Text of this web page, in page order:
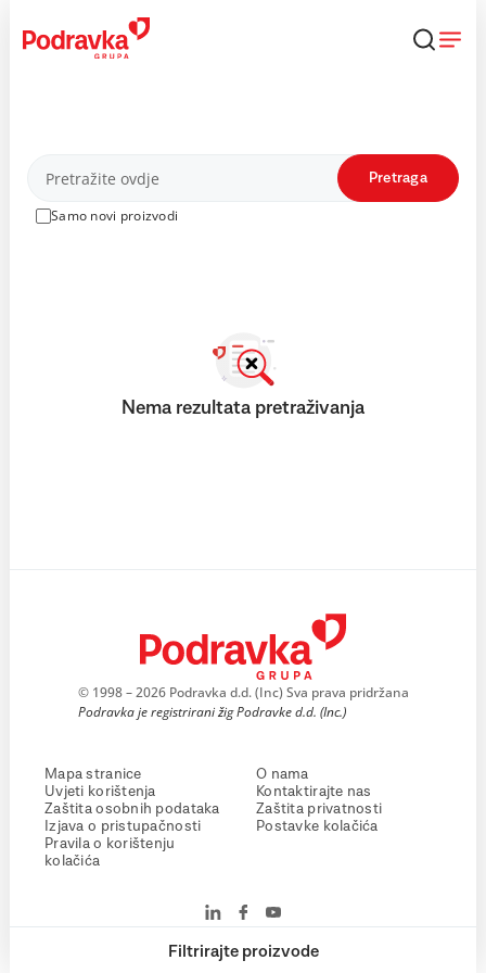
content
Proizvodi
Samo novi proizvodi
Pretraga
Filtrirajte proizvode
Nema rezultata pretraživanja
© 1998 – 2026 Podravka d.d. (Inc) Sva prava pridržana
Podravka je registrirani žig Podravke d.d. (Inc.)
Mapa stranice
Uvjeti korištenja
Zaštita osobnih podataka
Izjava o pristupačnosti
Pravila o korištenju
kolačića
O nama
Kontaktirajte nas
Zaštita privatnosti
Postavke kolačića